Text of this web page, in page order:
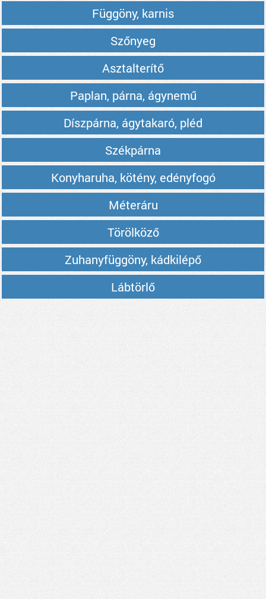
Függöny, karnis
Szőnyeg
Asztalterítő
Paplan, párna, ágynemű
Díszpárna, ágytakaró, pléd
Székpárna
Konyharuha, kötény, edényfogó
Méteráru
Törölköző
Zuhanyfüggöny, kádkilépő
Lábtörlő